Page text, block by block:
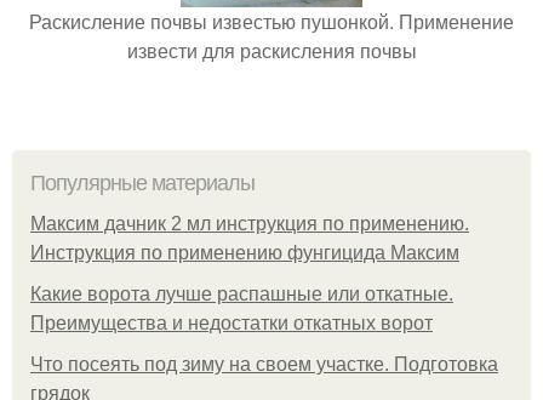
Раскисление почвы известью пушонкой. Применение
извести для раскисления почвы
Популярные материалы
Максим дачник 2 мл инструкция по применению.
Инструкция по применению фунгицида Максим
Какие ворота лучше распашные или откатные.
Преимущества и недостатки откатных ворот
Что посеять под зиму на своем участке. Подготовка
грядок